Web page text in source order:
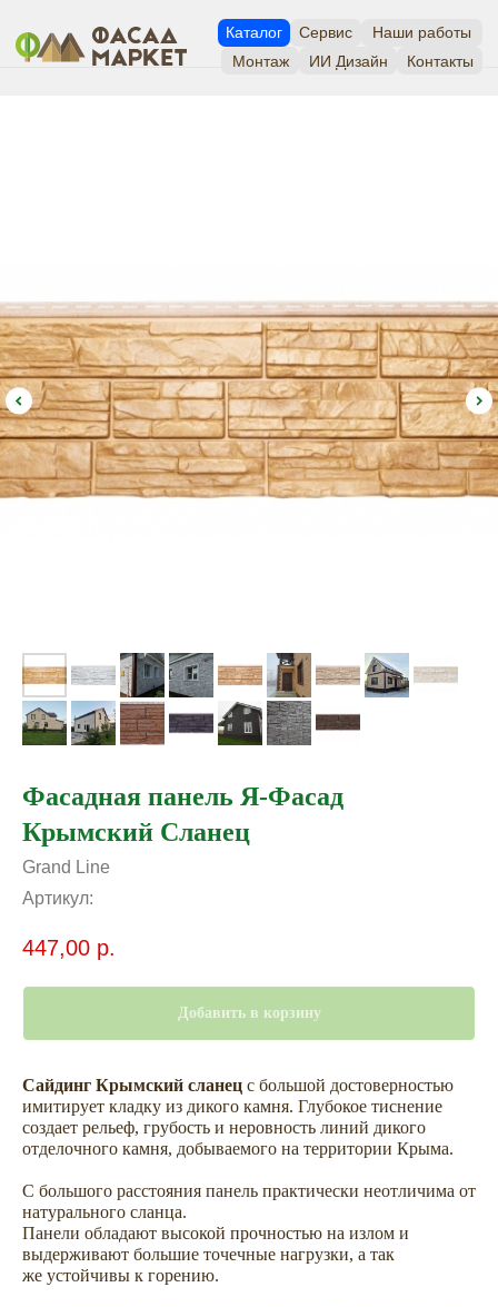
Сервис Наши работы
Монтаж ИИ Дизайн Контакты
Фасадная панель Я-Фасад
Крымский Сланец
Grand Line
Артикул:
447,00 р.
Добавить в корзину
Сайдинг Крымский сланец с большой достоверностью
имитирует кладку из дикого камня. Глубокое тиснение
создает рельеф, грубость и неровность линий дикого
отделочного камня, добываемого на территории Крыма.
С большого расстояния панель практически неотличима от
натурального сланца.
Панели обладают высокой прочностью на излом и
выдерживают большие точечные нагрузки, а так
же устойчивы к горению.